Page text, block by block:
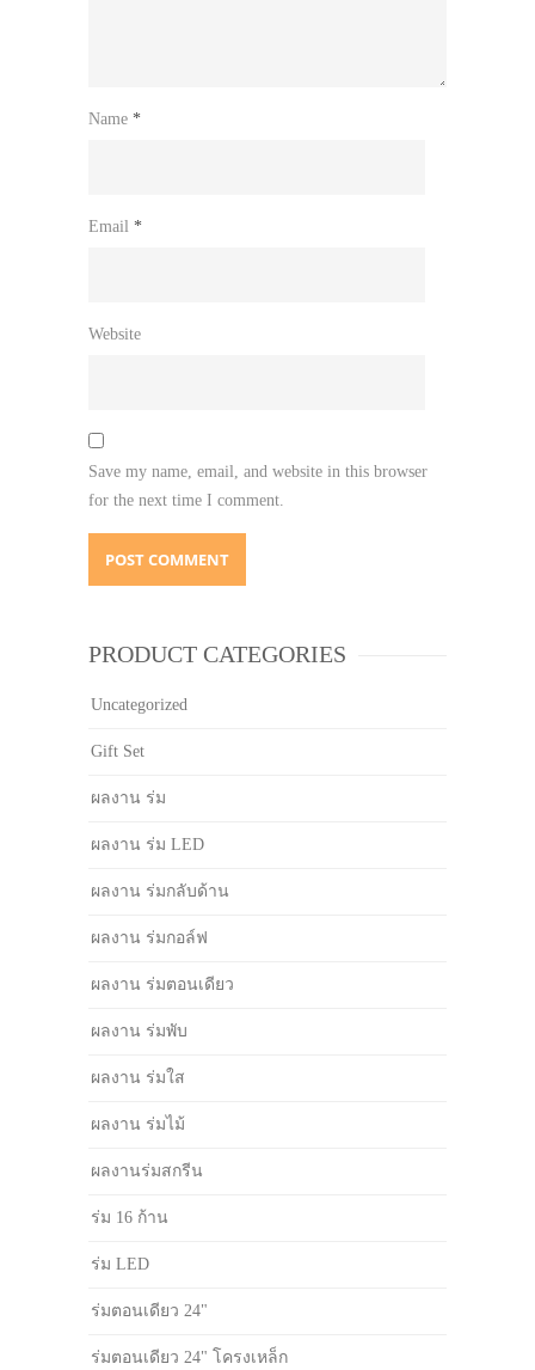
Name *
Email *
Website
Save my name, email, and website in this browser
for the next time I comment.
PRODUCT CATEGORIES
Uncategorized
Gift Set
ผลงาน ร่ม
ผลงาน ร่ม LED
ผลงาน ร่มกลับด้าน
ผลงาน ร่มกอล์ฟ
ผลงาน ร่มตอนเดียว
ผลงาน ร่มพับ
ผลงาน ร่มใส
ผลงาน ร่มไม้
ผลงานร่มสกรีน
ร่ม 16 ก้าน
ร่ม LED
ร่มตอนเดียว 24"
ร่มตอนเดียว 24" โครงเหล็ก